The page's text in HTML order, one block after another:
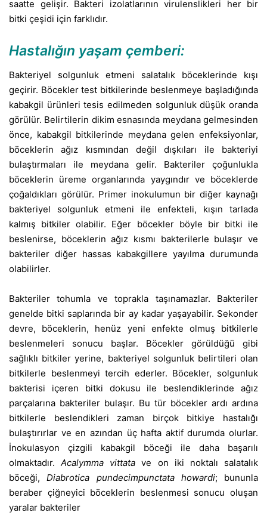
saatte gelişir. Bakteri izolatlarının virulenslikleri her bir
bitki çeşidi için farklıdır.
Hastalığın yaşam çemberi:
Bakteriyel solgunluk etmeni salatalık böceklerinde kışı
geçirir. Böcekler test bitkilerinde beslenmeye başladığında
kabakgil ürünleri tesis edilmeden solgunluk düşük oranda
görülür. Belirtilerin dikim esnasında meydana gelmesinden
önce, kabakgil bitkilerinde meydana gelen enfeksiyonlar,
böceklerin ağız kısmından değil dışkıları ile bakteriyi
bulaştırmaları ile meydana gelir. Bakteriler çoğunlukla
böceklerin üreme organlarında yaygındır ve böceklerde
çoğaldıkları görülür. Primer inokulumun bir diğer kaynağı
bakteriyel solgunluk etmeni ile enfekteli, kışın tarlada
kalmış bitkiler olabilir. Eğer böcekler böyle bir bitki ile
beslenirse, böceklerin ağız kısmı bakterilerle bulaşır ve
bakteriler diğer hassas kabakgillere yayılma durumunda
olabilirler.
Bakteriler tohumla ve toprakla taşınamazlar. Bakteriler
genelde bitki saplarında bir ay kadar yaşayabilir. Sekonder
devre, böceklerin, henüz yeni enfekte olmuş bitkilerle
beslenmeleri sonucu başlar. Böcekler görüldüğü gibi
sağlıklı bitkiler yerine, bakteriyel solgunluk belirtileri olan
bitkilerle beslenmeyi tercih ederler. Böcekler, solgunluk
bakterisi içeren bitki dokusu ile beslendiklerinde ağız
parçalarına bakteriler bulaşır. Bu tür böcekler ardı ardına
bitkilerle beslendikleri zaman birçok bitkiye hastalığı
bulaştırırlar ve en azından üç hafta aktif durumda olurlar.
İnokulasyon çizgili kabakgil böceği ile daha başarılı
olmaktadır.Acalymma vittata ve on iki noktalı salatalık
böceği,Diabrotica pundecimpunctata howardi; bununla
beraber çiğneyici böceklerin beslenmesi sonucu oluşan
yaralar bakteriler